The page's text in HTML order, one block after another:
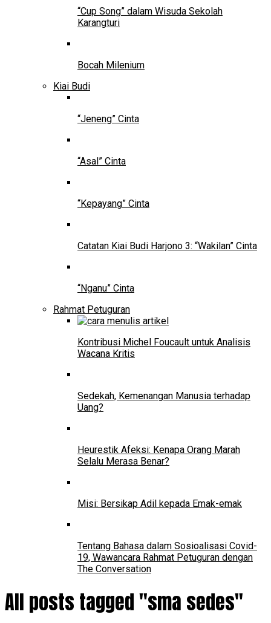
“Cup Song” dalam Wisuda Sekolah
Karangturi
Bocah Milenium
Kiai Budi
“Jeneng” Cinta
“Asal” Cinta
“Kepayang” Cinta
Catatan Kiai Budi Harjono 3: “Wakilan” Cinta
“Nganu” Cinta
Rahmat Petuguran
Kontribusi Michel Foucault untuk Analisis
Wacana Kritis
Sedekah, Kemenangan Manusia terhadap
Uang?
Heurestik Afeksi: Kenapa Orang Marah
Selalu Merasa Benar?
Misi: Bersikap Adil kepada Emak-emak
Tentang Bahasa dalam Sosioalisasi Covid-
19, Wawancara Rahmat Petuguran dengan
The Conversation
All posts tagged "sma sedes"